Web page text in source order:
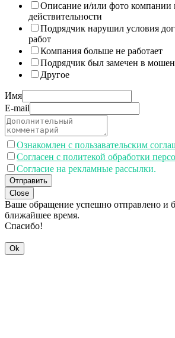
Описание и/или фото компании
действительности
Подрядчик нарушил условия
работ
Компания больше не работает
Подрядчик был замечен в
Другое
Имя
E-mail
Ознакомлен с пользавательским
Согласен с политекой обработки
Согласие на рекламные рассылки.
Отправить
Close
Ваше обращение успешно отправлено и
ближайшее время.
Спасибо!
Ok